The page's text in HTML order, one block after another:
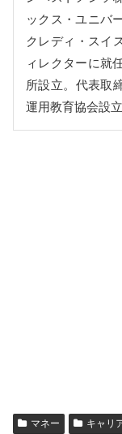
ックス・ユニバ
クレディ・スイ
ィレクターに就
所設立。代表取
運用教育協会設
マネー キャリ